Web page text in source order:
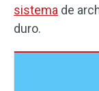
sistema de
duro.